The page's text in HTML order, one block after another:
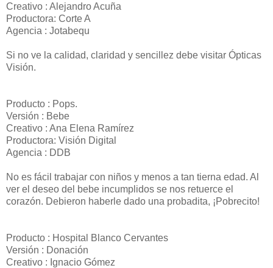
Creativo : Alejandro Acuña
Productora: Corte A
Agencia : Jotabequ
Si no ve la calidad, claridad y sencillez debe visitar Ópticas
Visión.
Producto : Pops.
Versión : Bebe
Creativo : Ana Elena Ramírez
Productora: Visión Digital
Agencia : DDB
No es fácil trabajar con niños y menos a tan tierna edad. Al
ver el deseo del bebe incumplidos se nos retuerce el
corazón. Debieron haberle dado una probadita, ¡Pobrecito!
Producto : Hospital Blanco Cervantes
Versión : Donación
Creativo : Ignacio Gómez